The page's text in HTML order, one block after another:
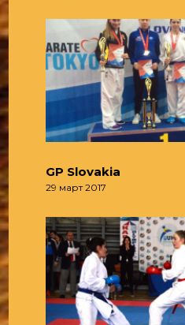
GP Slovakia
29 март 2017